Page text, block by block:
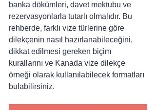
banka dökümleri, davet mektubu ve
rezervasyonlarla tutarlı olmalıdır. Bu
rehberde, farklı vize türlerine göre
dilekçenin nasıl hazırlanabileceğini,
dikkat edilmesi gereken biçim
kurallarını ve Kanada vize dilekçe
örneği olarak kullanılabilecek formatları
bulabilirsiniz.